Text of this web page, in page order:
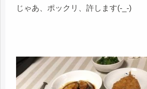
じゃあ、ポックリ、許します(-_-)